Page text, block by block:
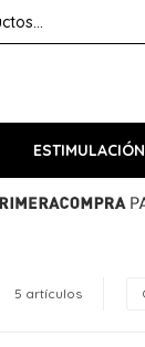
ESTIMULACIÓN
5 artículos